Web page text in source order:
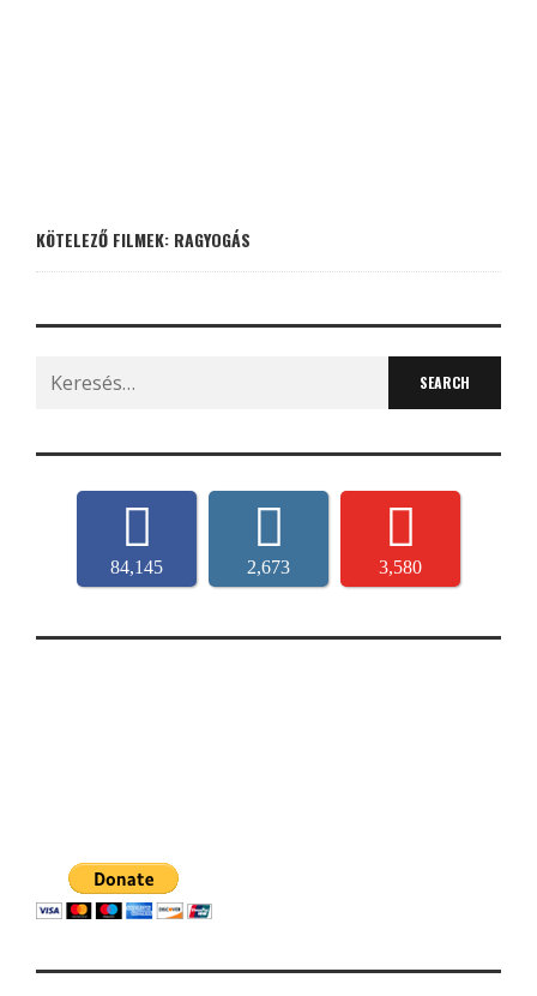
KÖTELEZŐ FILMEK: RAGYOGÁS
Search
for:
84,145 2,673 3,580